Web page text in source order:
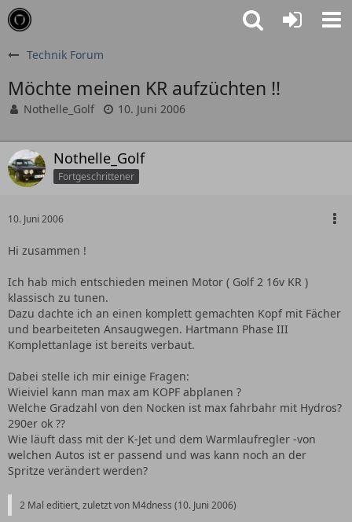
Technik Forum
Möchte meinen KR aufzüchten !!
Nothelle_Golf 10. Juni 2006
Nothelle_Golf
Fortgeschrittener
10. Juni 2006
Hi zusammen !
Ich hab mich entschieden meinen Motor ( Golf 2 16v KR )
klassisch zu tunen.
Dazu dachte ich an einen komplett gemachten Kopf mit Fächer
und bearbeiteten Ansaugwegen. Hartmann Phase III
Komplettanlage ist bereits verbaut.
Dabei stelle ich mir einige Fragen:
Wieiviel kann man max am KOPF abplanen ?
Welche Gradzahl von den Nocken ist max fahrbahr mit Hydros?
290er ok ??
Wie läuft dass mit der K-Jet und dem Warmlaufregler -von
welchen Autos ist er passend und was kann noch an der
Spritze verändert werden?
2 Mal editiert, zuletzt von M4dness (10. Juni 2006)